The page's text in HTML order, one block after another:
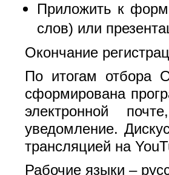
Приложить к
слов) или
Окончание
По итогам отбора
сформирована
электронной
уведомление.
трансляцией на
Рабочие языки –